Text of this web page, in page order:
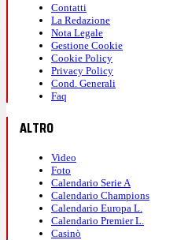
Contatti
La Redazione
Nota Legale
Gestione Cookie
Cookie Policy
Privacy Policy
Cond. Generali
Faq
ALTRO
Video
Foto
Calendario Serie A
Calendario Champions
Calendario Europa L.
Calendario Premier L.
Casinò